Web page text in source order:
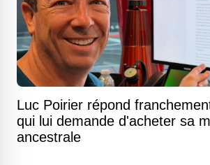
Luc Poirier répond
qui lui demande d'acheter sa
ancestrale